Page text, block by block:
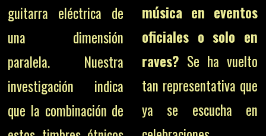
guitarra eléctrica de
una dimensión
paralela. Nuestra
investigación indica
que la combinación de
música en eventos
oficiales o solo en
raves? Se ha vuelto
tan representativa que
ya se escucha en